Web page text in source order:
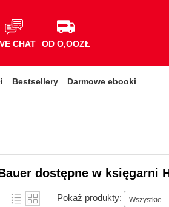
CHAT OD O,OOZŁ
Bestsellery Darmowe ebooki
dostępne w księgarni
Pokaż produkty: Wszystkie